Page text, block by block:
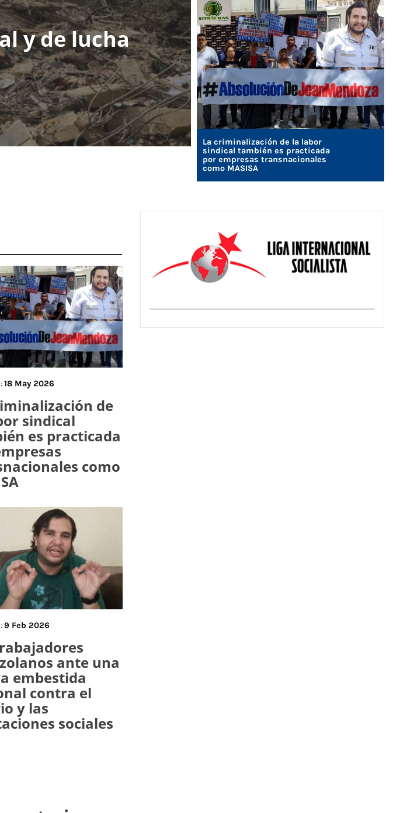
y de lucha
La criminalización de la labor
sindical también es practicada
por empresas transnacionales
como MASISA
18 May 2026
de
sindical
es practicada
como
9 Feb 2026
ante una
embestida
contra el
y las
sociales